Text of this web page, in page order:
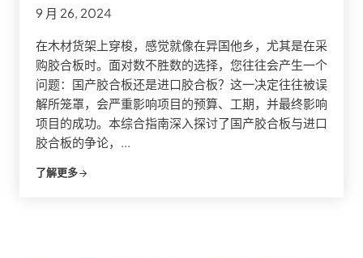
9 月 26, 2024
在木材货架上穿梭，感觉就像在异国他乡，尤其是在采
购胶合板时。面对数不胜数的选择，您往往会产生一个
问题：国产胶合板还是进口胶合板？这一决定往往被误
解所笼罩，会严重影响项目的预算、工期，并最终影响
项目的成功。本综合指南深入探讨了国产胶合板与进口
胶合板的争论，...
了解更多